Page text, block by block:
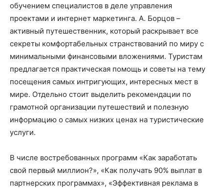
обучением специалистов в деле управления
проектами и интернет маркетинга. А. Борцов –
активный путешественник, который раскрывает все
секреты комфортабельных странствований по миру с
минимальными финансовыми вложениями. Туристам
предлагается практическая помощь и советы на тему
посещения самых интригующих, интересных мест в
мире. Отдельно стоит выделить рекомендации по
грамотной организации путешествий и полезную
информацию о самых низких ценах на туристические
услуги.
В числе востребованных программ «Как заработать
свой первый миллион?», «Как получать 90% выплат в
партнерских программах», «Эффективная реклама в